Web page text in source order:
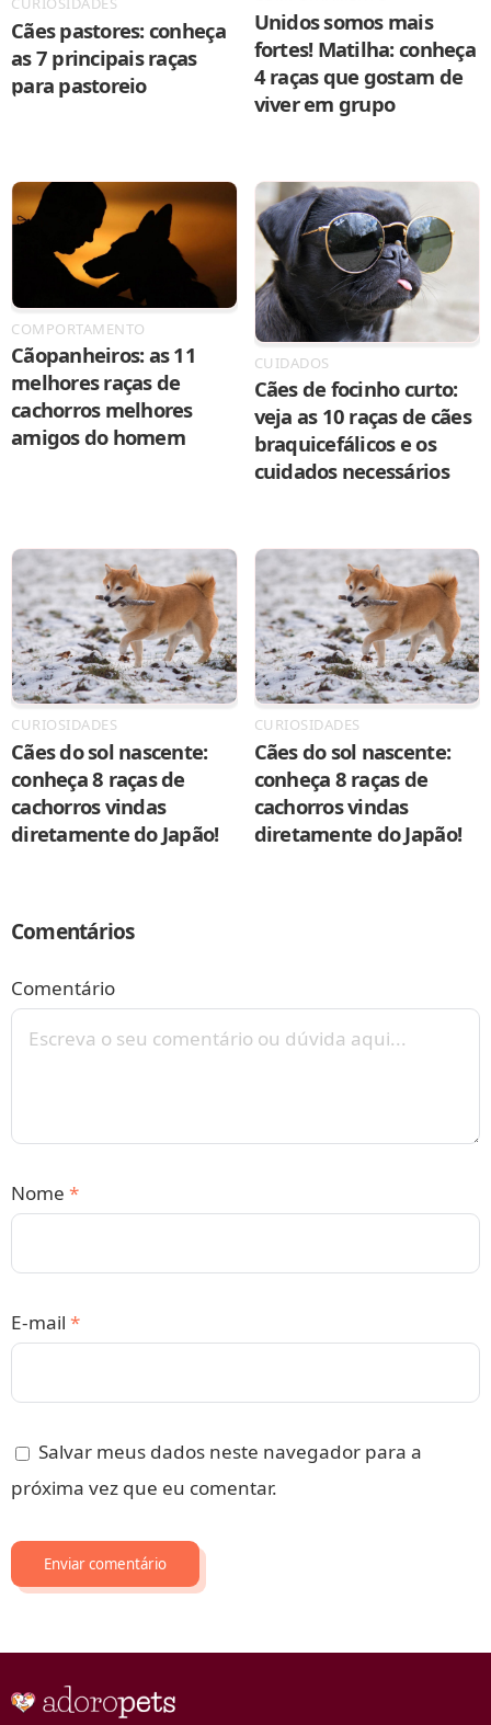
Cães pastores: conheça
as 7 principais raças
para pastoreio
Unidos somos mais
fortes! Matilha: conheça
4 raças que gostam de
viver em grupo
COMPORTAMENTO
Cãopanheiros: as 11
melhores raças de
cachorros melhores
amigos do homem
CUIDADOS
Cães de focinho curto:
veja as 10 raças de cães
braquicefálicos e os
cuidados necessários
CURIOSIDADES
Cães do sol nascente:
conheça 8 raças de
cachorros vindas
diretamente do Japão!
CURIOSIDADES
Cães do sol nascente:
conheça 8 raças de
cachorros vindas
diretamente do Japão!
Comentários
Comentário
Nome *
E-mail *
Salvar meus dados neste navegador para a
próxima vez que eu comentar.